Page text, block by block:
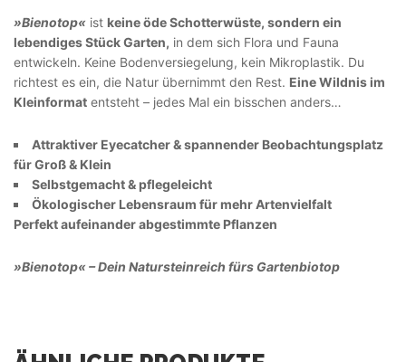
»Bienotop« ist keine öde Schotterwüste, sondern ein
lebendiges Stück Garten, in dem sich Flora und Fauna
entwickeln. Keine Bodenversiegelung, kein Mikroplastik. Du
richtest es ein, die Natur übernimmt den Rest. Eine Wildnis im
Kleinformat entsteht – jedes Mal ein bisschen anders…
Attraktiver Eyecatcher & spannender Beobachtungsplatz
für Groß & Klein
Selbstgemacht & pflegeleicht
Ökologischer Lebensraum für mehr Artenvielfalt
Perfekt aufeinander abgestimmte Pflanzen
»Bienotop« – Dein Natursteinreich fürs Gartenbiotop